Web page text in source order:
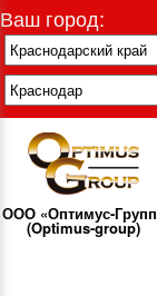
Ваш город:
ООО «Оптимус-
(Optimus-group)